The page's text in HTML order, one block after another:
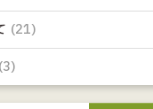
(21)
(3)